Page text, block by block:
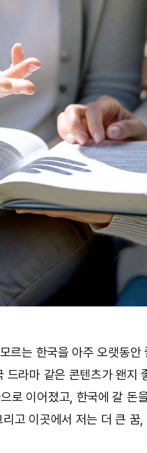
르는 한국을 아주 오랫동안
드라마 같은 콘텐츠가 왠지
로 이어졌고, 한국에 갈 돈
고 이곳에서 저는 더 큰 꿈